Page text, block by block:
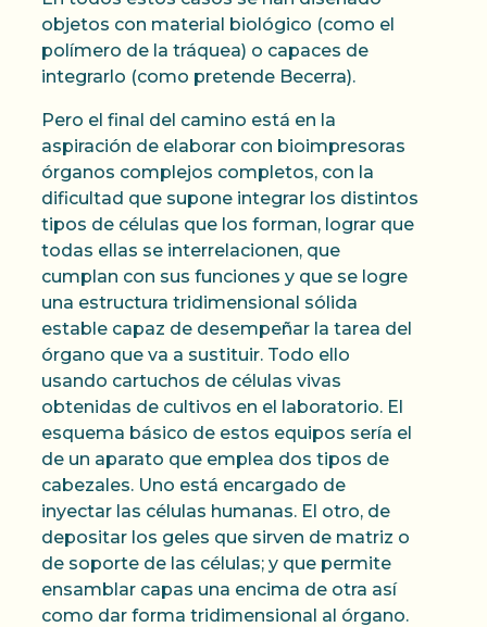
objetos con material biológico (como el
polímero de la tráquea) o capaces de
integrarlo (como pretende Becerra).
Pero el final del camino está en la
aspiración de elaborar con bioimpresoras
órganos complejos completos, con la
dificultad que supone integrar los distintos
tipos de células que los forman, lograr que
todas ellas se interrelacionen, que
cumplan con sus funciones y que se logre
una estructura tridimensional sólida
estable capaz de desempeñar la tarea del
órgano que va a sustituir. Todo ello
usando cartuchos de células vivas
obtenidas de cultivos en el laboratorio. El
esquema básico de estos equipos sería el
de un aparato que emplea dos tipos de
cabezales. Uno está encargado de
inyectar las células humanas. El otro, de
depositar los geles que sirven de matriz o
de soporte de las células; y que permite
ensamblar capas una encima de otra así
como dar forma tridimensional al órgano.